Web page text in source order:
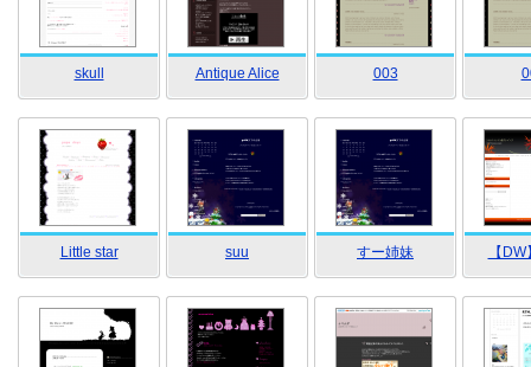
skull Antique Alice 003
Little star suu すー姉妹 【